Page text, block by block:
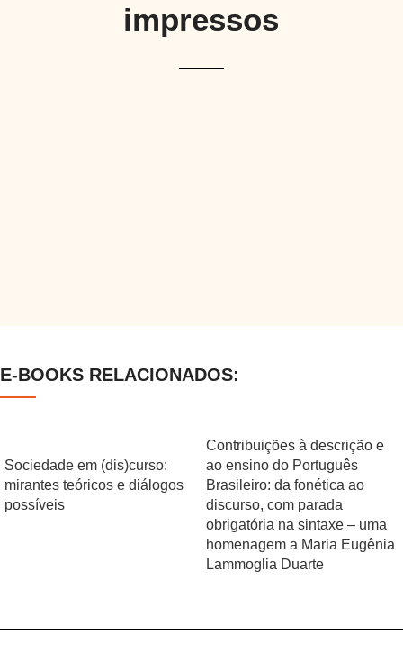
impressos
E-BOOKS RELACIONADOS:
Sociedade em (dis)curso:
mirantes teóricos e diálogos
possíveis
Contribuições à descrição e
ao ensino do Português
Brasileiro: da fonética ao
discurso, com parada
obrigatória na sintaxe – uma
homenagem a Maria Eugênia
Lammoglia Duarte